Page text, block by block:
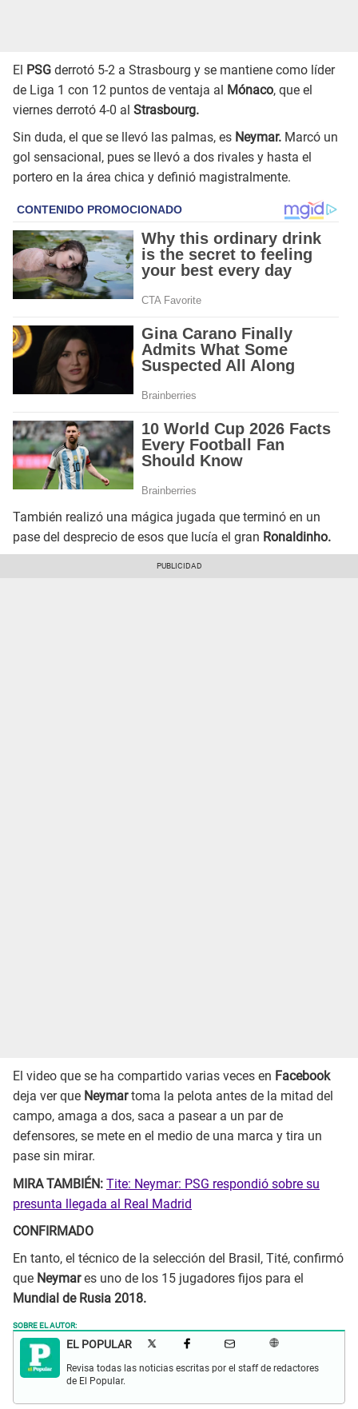
El PSG derrotó 5-2 a Strasbourg y se mantiene como líder
de Liga 1 con 12 puntos de ventaja al Mónaco, que el
viernes derrotó 4-0 al Strasbourg.
Sin duda, el que se llevó las palmas, es Neymar. Marcó un
gol sensacional, pues se llevó a dos rivales y hasta el
portero en la área chica y definió magistralmente.
También realizó una mágica jugada que terminó en un
pase del desprecio de esos que lucía el gran Ronaldinho.
El video que se ha compartido varias veces en Facebook
deja ver que Neymartoma la pelota antes de la mitad del
campo, amaga a dos, saca a pasear a un par de
defensores, se mete en el medio de una marca y tira un
pase sin mirar.
MIRA TAMBIÉN: Tite: Neymar: PSG respondió sobre su
presunta llegada al Real Madrid
CONFIRMADO
En tanto, el técnico de la selección del Brasil, Tité, confirmó
que Neymares uno de los 15 jugadores fijos para el
Mundial de Rusia 2018.
SOBRE EL AUTOR:
EL POPULAR
Revisa todas las noticias escritas por el staff de redactores
de El Popular.